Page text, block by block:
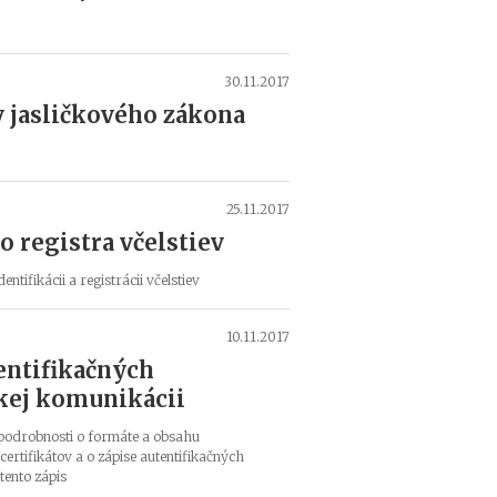
r
i
s
n
é
o
v
e
j
v
30.11.2017
zákona
25.11.2017
registra včelstiev
a registrácii včelstiev
10.11.2017
komunikácii
o formáte a obsahu
a o zápise autentifikačných
zápis